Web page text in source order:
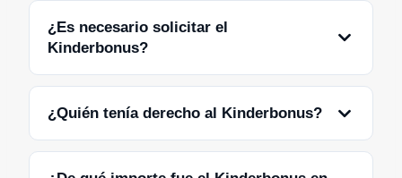
¿Es necesario solicitar el
Kinderbonus?
¿Quién tenía derecho al Kinderbonus?